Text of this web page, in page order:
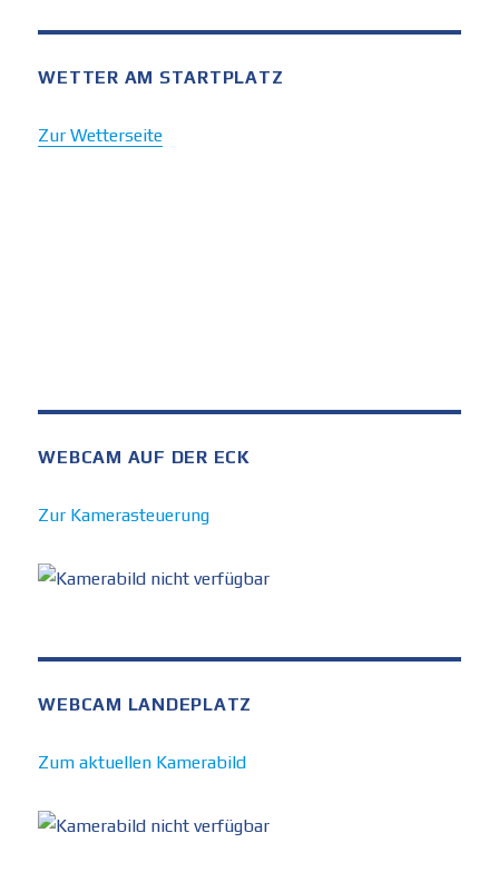
WETTER AM STARTPLATZ
Zur Wetterseite
WEBCAM AUF DER ECK
Zur Kamerasteuerung
WEBCAM LANDEPLATZ
Zum aktuellen Kamerabild